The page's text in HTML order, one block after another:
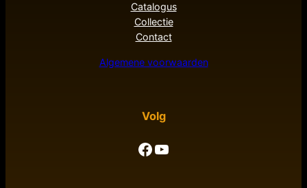
Catalogus
Collectie
Contact
Algemene voorwaarden
Volg
Facebook YouTube